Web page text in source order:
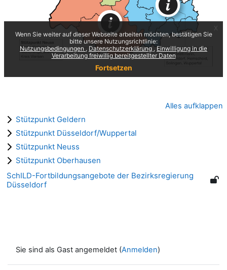
Alles aufklappen
Stützpunkt Geldern
Stützpunkt Düsseldorf/Wuppertal
Stützpunkt Neuss
Stützpunkt Oberhausen
SchILD-Fortbildungsangebote der Bezirksregierung
Düsseldorf
Sie sind als Gast angemeldet (Anmelden)